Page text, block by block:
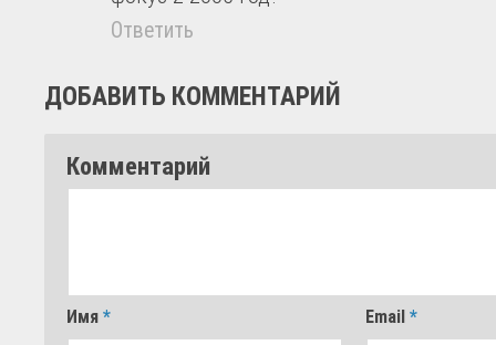
Ответить
ДОБАВИТЬ КОММЕНТАРИЙ
Комментарий
Имя * Email*